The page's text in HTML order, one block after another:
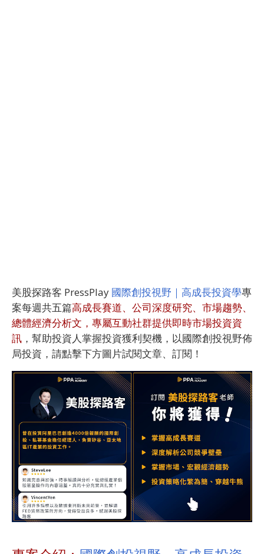
美股探路客 PressPlay 國際創投視野｜高成長投資學專
案每週共五篇高成長賽道、公司深度研究、市場趨勢、
總體經濟分析文，專屬互動社群提供即時市場投資資
訊 ，幫助投資人掌握投資獲利契機，以國際創投視野佈
局投資，請點擊下方圖片試閱文章、訂閱！